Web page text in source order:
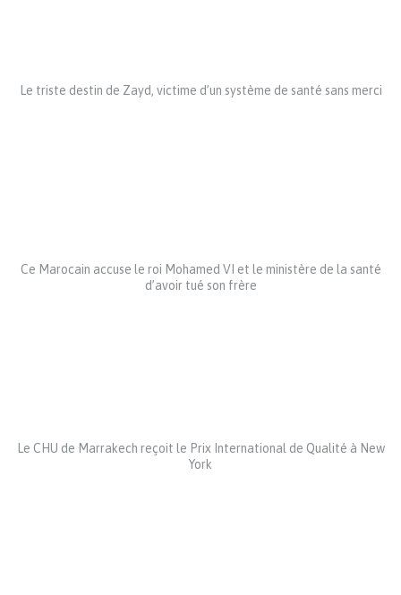
Le triste destin de Zayd, victime d’un système de santé sans merci
Ce Marocain accuse le roi Mohamed VI et le ministère de la santé
d’avoir tué son frère
Le CHU de Marrakech reçoit le Prix International de Qualité à New
York